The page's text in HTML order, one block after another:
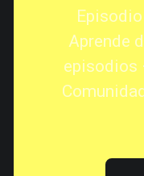
Aprende
episodios